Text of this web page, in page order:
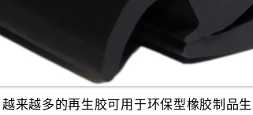
来越多的再生胶可用于环保型橡胶制品